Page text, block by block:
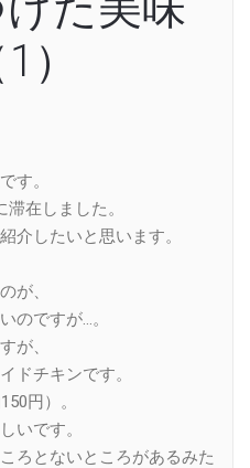
）
す。
在しました。
介したいと思います。
が、
のですが…。
が、
ドチキンです。
円）。
いです。
ろとないところがあるみた